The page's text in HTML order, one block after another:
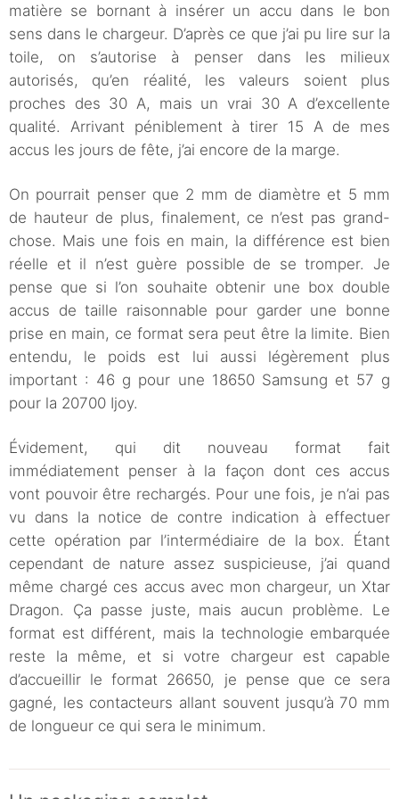
matière se bornant à insérer un accu dans le bon
sens dans le chargeur. D’après ce que j’ai pu lire sur la
toile, on s’autorise à penser dans les milieux
autorisés, qu’en réalité, les valeurs soient plus
proches des 30 A, mais un vrai 30 A d’excellente
qualité. Arrivant péniblement à tirer 15 A de mes
accus les jours de fête, j’ai encore de la marge.
On pourrait penser que 2 mm de diamètre et 5 mm
de hauteur de plus, finalement, ce n’est pas grand-
chose. Mais une fois en main, la différence est bien
réelle et il n’est guère possible de se tromper. Je
pense que si l’on souhaite obtenir une box double
accus de taille raisonnable pour garder une bonne
prise en main, ce format sera peut être la limite. Bien
entendu, le poids est lui aussi légèrement plus
important : 46 g pour une 18650 Samsung et 57 g
pour la 20700 Ijoy.
Évidement, qui dit nouveau format fait
immédiatement penser à la façon dont ces accus
vont pouvoir être rechargés. Pour une fois, je n’ai pas
vu dans la notice de contre indication à effectuer
cette opération par l’intermédiaire de la box. Étant
cependant de nature assez suspicieuse, j’ai quand
même chargé ces accus avec mon chargeur, un Xtar
Dragon. Ça passe juste, mais aucun problème. Le
format est différent, mais la technologie embarquée
reste la même, et si votre chargeur est capable
d’accueillir le format 26650, je pense que ce sera
gagné, les contacteurs allant souvent jusqu’à 70 mm
de longueur ce qui sera le minimum.